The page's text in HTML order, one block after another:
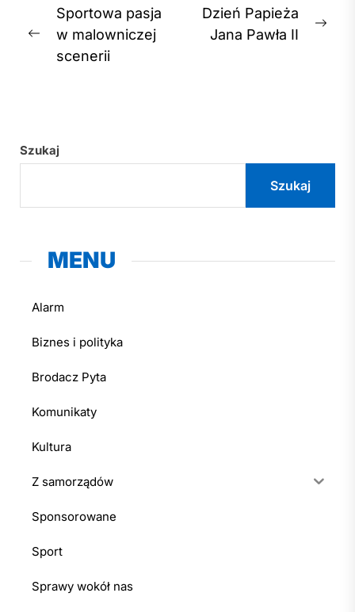
Nawigacja
wpisu
Previous
post:
Sportowa pasja
w malowniczej
scenerii
Dzień Papieża
Jana Pawła II
Szukaj
Szukaj
MENU
Alarm
Biznes i polityka
Brodacz Pyta
Komunikaty
Kultura
Z samorządów
Sponsorowane
Sport
Sprawy wokół nas